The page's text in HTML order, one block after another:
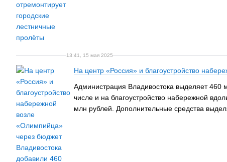
13:41, 15 мая 2025
На центр «Россия» и благоустройство
Администрация Владивостока выделяет 460
числе и на благоустройство набережной
млн рублей. Дополнительные средства